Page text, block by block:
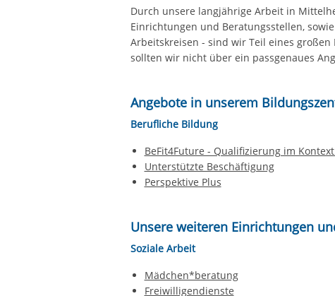
Durch unsere langjährige Arbeit in
Einrichtungen und Beratungsstellen,
Arbeitskreisen - sind wir Teil eines
sollten wir nicht über ein passgenaues
Angebote in unserem
Berufliche Bildung
BeFit4Future - Qualifizierung im
Unterstützte Beschäftigung
Perspektive Plus
Unsere weiteren Einrichtungen
Soziale Arbeit
Mädchen*beratung
Freiwilligendienste